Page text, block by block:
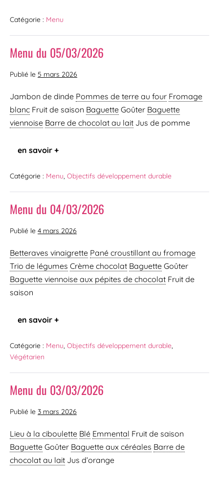
Catégorie : Menu
Menu du 05/03/2026
Publié le 5 mars 2026
Jambon de dinde Pommes de terre au four Fromage
blanc Fruit de saison Baguette Goûter Baguette
viennoise Barre de chocolat au lait Jus de pomme
en savoir +
Catégorie : Menu, Objectifs développement durable
Menu du 04/03/2026
Publié le 4 mars 2026
Betteraves vinaigrette Pané croustillant au fromage
Trio de légumes Crème chocolat Baguette Goûter
Baguette viennoise aux pépites de chocolat Fruit de
saison
en savoir +
Catégorie : Menu, Objectifs développement durable,
Végétarien
Menu du 03/03/2026
Publié le 3 mars 2026
Lieu à la ciboulette Blé Emmental Fruit de saison
Baguette Goûter Baguette aux céréales Barre de
chocolat au lait Jus d’orange